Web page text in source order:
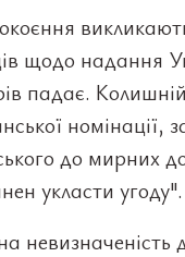
щодо надання
падає.
номінації,
до мирних
укласти угоду".
невизначеність